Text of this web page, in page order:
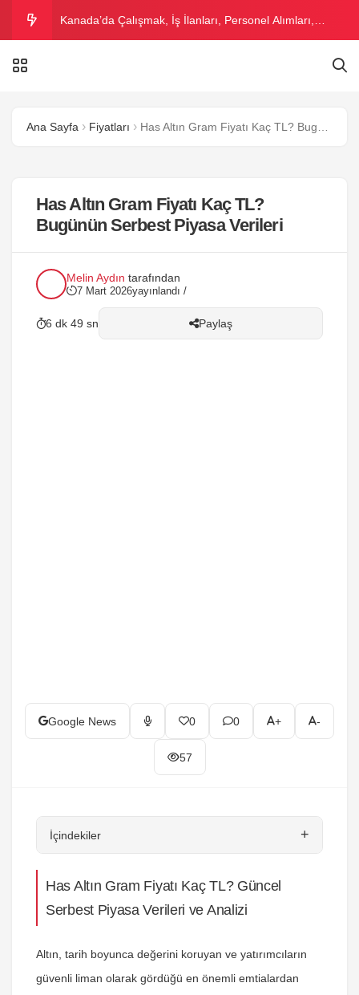
Kanada’da Çalışmak, İş İlanları, Personel Alımları,
Kızılay Personel Maaşı 2026 – Kızılay Çalışma Şartları
Ortalama Kazancı 2026
Ana Sayfa Fiyatları
Has Altın Gram Fiyatı Kaç TL?
Bugünün Serbest Piyasa Verileri
Melin Aydın tarafından
7 Mart 2026yayınlandı /
6 dk 49 sn Paylaş
Google News 0 0 + -
57
İçindekiler +
Has Altın Gram Fiyatı Kaç TL? Güncel
Serbest Piyasa Verileri ve Analizi
Altın, tarih boyunca değerini koruyan ve yatırımcıların
güvenli liman olarak gördüğü en önemli emtialardan